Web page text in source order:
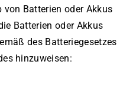
Batterien oder Akkus
Batterien oder Akkus
des Batteriegesetzes
hinzuweisen: